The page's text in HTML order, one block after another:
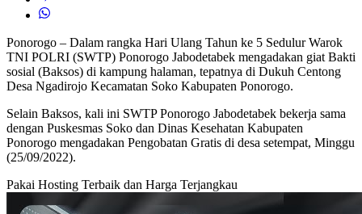
Ponorogo – Dalam rangka Hari Ulang Tahun ke 5 Sedulur Warok
TNI POLRI (SWTP) Ponorogo Jabodetabek mengadakan giat Bakti
sosial (Baksos) di kampung halaman, tepatnya di Dukuh Centong
Desa Ngadirojo Kecamatan Soko Kabupaten Ponorogo.
Selain Baksos, kali ini SWTP Ponorogo Jabodetabek bekerja sama
dengan Puskesmas Soko dan Dinas Kesehatan Kabupaten
Ponorogo mengadakan Pengobatan Gratis di desa setempat, Minggu
(25/09/2022).
Pakai Hosting Terbaik dan Harga Terjangkau